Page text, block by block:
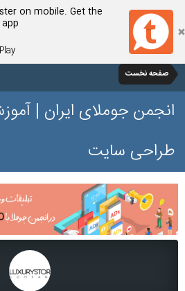
on mobile. Get the
صفحه نخست
انجمن جوملای ایران |
طراحی سایت